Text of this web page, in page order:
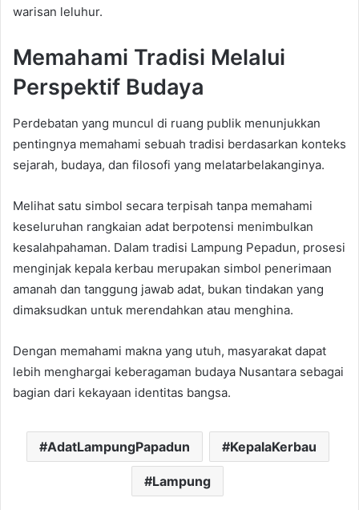
warisan leluhur.
Memahami Tradisi Melalui
Perspektif Budaya
Perdebatan yang muncul di ruang publik menunjukkan
pentingnya memahami sebuah tradisi berdasarkan konteks
sejarah, budaya, dan filosofi yang melatarbelakanginya.
Melihat satu simbol secara terpisah tanpa memahami
keseluruhan rangkaian adat berpotensi menimbulkan
kesalahpahaman. Dalam tradisi Lampung Pepadun, prosesi
menginjak kepala kerbau merupakan simbol penerimaan
amanah dan tanggung jawab adat, bukan tindakan yang
dimaksudkan untuk merendahkan atau menghina.
Dengan memahami makna yang utuh, masyarakat dapat
lebih menghargai keberagaman budaya Nusantara sebagai
bagian dari kekayaan identitas bangsa.
AdatLampungPapadun KepalaKerbau
Lampung